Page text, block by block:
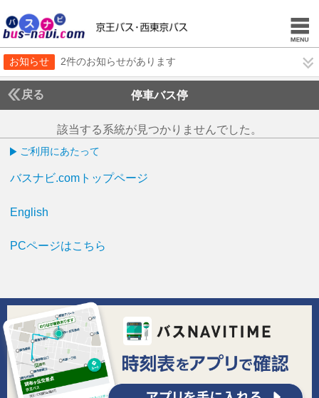
お知らせ 2件のお知らせがあります
戻る 停車バス停
該当する系統が見つかりませんでした。
ご利用にあたって
バスナビ.comトップページ
English
PCページはこちら